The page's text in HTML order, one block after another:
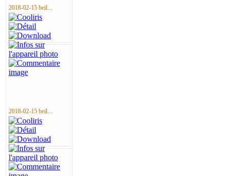
2018-02-15 beil...
2018-02-15 beil...